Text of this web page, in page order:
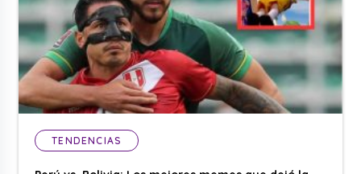
TENDENCIAS